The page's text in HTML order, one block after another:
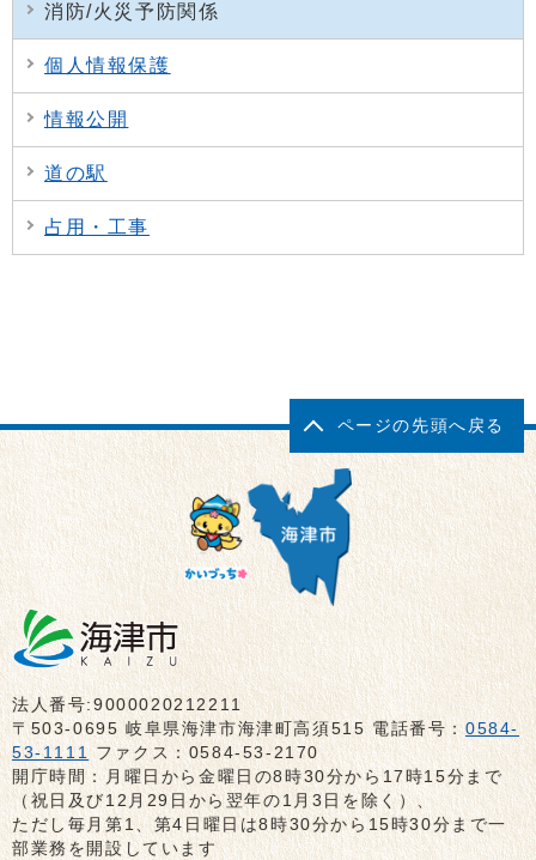
消防/火災予防関係
個人情報保護
情報公開
道の駅
占用・工事
ページの先頭へ戻る
法人番号:9000020212211
〒503-0695 岐阜県海津市海津町高須515 電話番号：0584-
53-1111 ファクス：0584-53-2170
開庁時間：月曜日から金曜日の8時30分から17時15分まで
（祝日及び12月29日から翌年の1月3日を除く）、
ただし毎月第1、第4日曜日は8時30分から15時30分まで一
部業務を開設しています